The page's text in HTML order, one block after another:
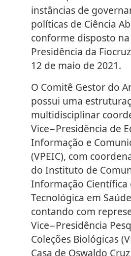
instâncias de
políticas de Ciência
conforme disposto
Presidência da
12 de maio de 2021.
O Comitê Gestor do
possui uma
multidisciplinar
Vice−Presidência de
Informação e
(VPEIC), com
do Instituto de
Informação Científica
Tecnológica em
contando com
Vice−Presidência
Coleções Biológicas
Casa de Oswaldo